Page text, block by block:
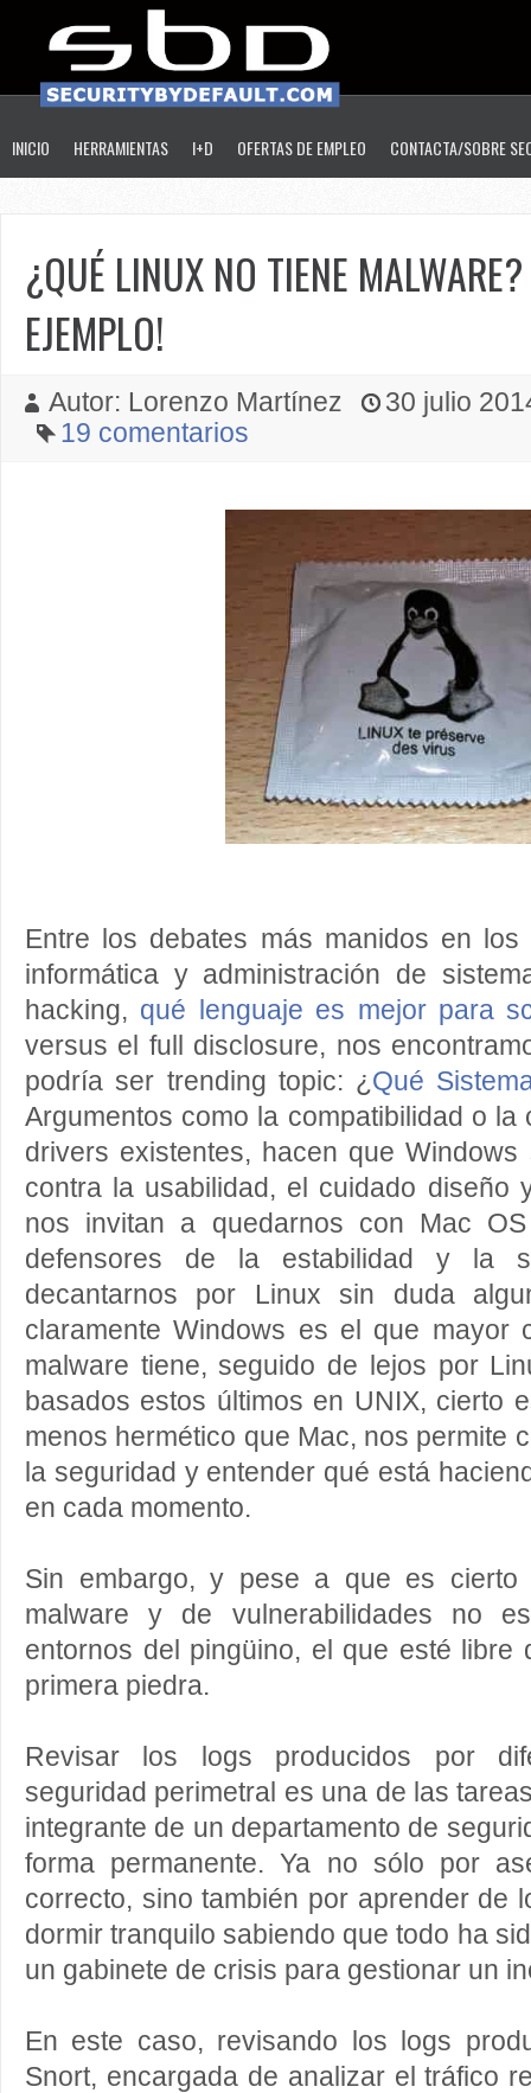
INICIO HERRAMIENTAS I+D OFERTAS DE EMPLEO CONTACTA/SOBRE
¿QUÉ LINUX NO TIENE
EJEMPLO!
Autor: Lorenzo Martínez
30 julio
19 comentarios
Entre los debates más manidos en
informática y administración de
hacking, qué lenguaje es mejor para
versus el full disclosure, nos
podría ser trending topic: ¿Qué
Argumentos como la compatibilidad o la
drivers existentes, hacen que
contra la usabilidad, el cuidado diseño
nos invitan a quedarnos con Mac
defensores de la estabilidad y la
decantarnos por Linux sin duda
claramente Windows es el que mayor
malware tiene, seguido de lejos por
basados estos últimos en UNIX, cierto
menos hermético que Mac, nos permite
la seguridad y entender qué está
en cada momento.
Sin embargo, y pese a que es cierto
malware y de vulnerabilidades no
entornos del pingüino, el que esté libre
primera piedra.
Revisar los logs producidos por
seguridad perimetral es una de las
integrante de un departamento de
forma permanente. Ya no sólo por
correcto, sino también por aprender de
dormir tranquilo sabiendo que todo ha
un gabinete de crisis para gestionar un
En este caso, revisando los logs
Snort, encargada de analizar el tráfico